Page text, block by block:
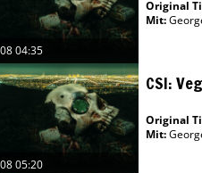
04:35
Original
Mit:
05:20
CSI:
Original
Mit: